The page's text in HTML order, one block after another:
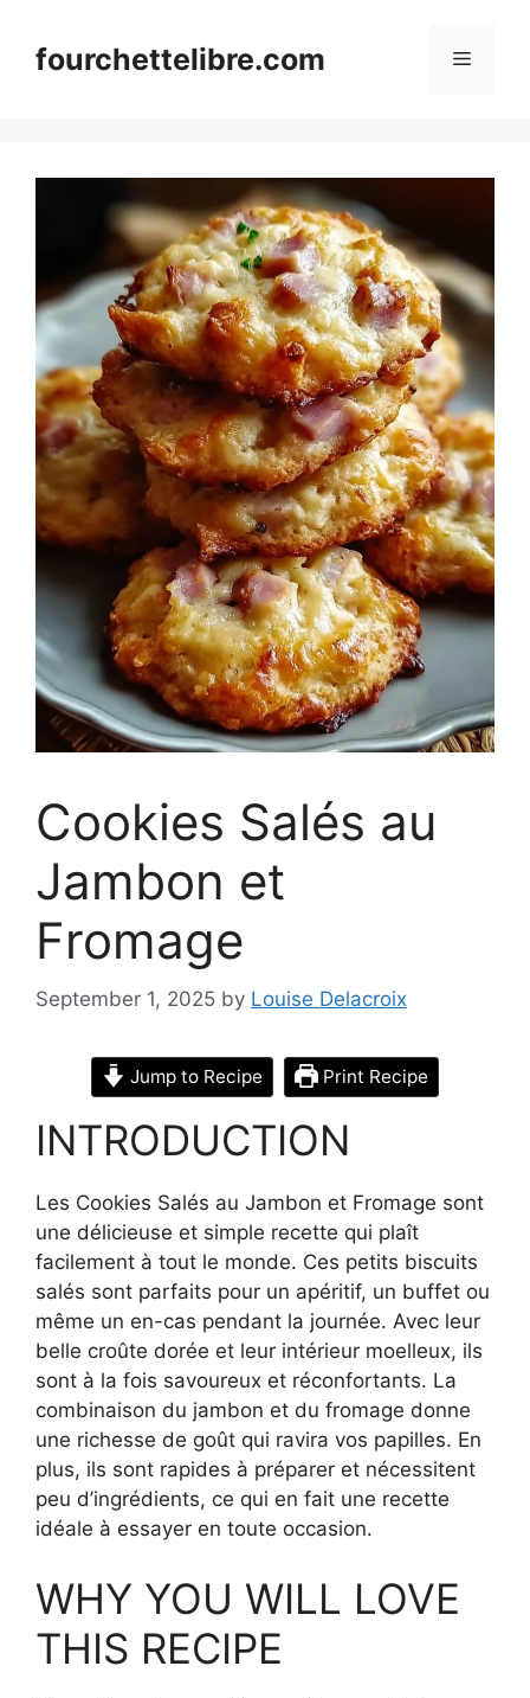
contentfourchettelibre.com Menu
Cookies Salés au
Jambon et
Fromage
September 1, 2025 by Louise Delacroix
Jump to Recipe Print Recipe
INTRODUCTION
Les Cookies Salés au Jambon et Fromage sont
une délicieuse et simple recette qui plaît
facilement à tout le monde. Ces petits biscuits
salés sont parfaits pour un apéritif, un buffet ou
même un en-cas pendant la journée. Avec leur
belle croûte dorée et leur intérieur moelleux, ils
sont à la fois savoureux et réconfortants. La
combinaison du jambon et du fromage donne
une richesse de goût qui ravira vos papilles. En
plus, ils sont rapides à préparer et nécessitent
peu d’ingrédients, ce qui en fait une recette
idéale à essayer en toute occasion.
WHY YOU WILL LOVE
THIS RECIPE